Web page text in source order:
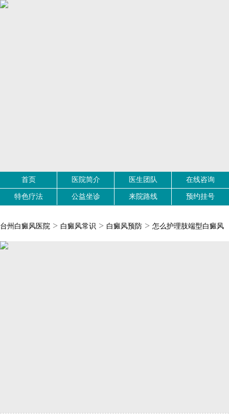
首页 医院简介 医生团队 在线咨询
特色疗法 公益坐诊 来院路线 预约挂号
台州白癜风医院 > 白癜风常识 > 白癜风预防 > 怎么护理肢端型白癜风